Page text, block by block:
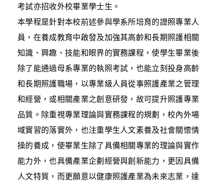
考試亦招收外校畢業學士生。
本學程是針對本校前述參與學系所培育的證照專業人
員，在養成教育中啟發及加強其高齡和長期照護相關
知識、興趣、技能和眼界的實務課程，使學生畢業後
除了能通過母系專業的執照考試，也能立刻投身高齡
和長期照護職場，以專業級人員從事照護產業之管理
和經營，或相關產業之創意研發，故可提升照護專業
品質。除重視專業理論與實務課程的規劃，校內外場
域實習的落實外，也注重學生人文素養及社會關懷情
操的養成，使畢業生除了具備相關專業的理論與實作
能力外，也具備產業企劃經營與創新能力，更因具備
人文特質，而更願意以健康照護產業為未來志業，達